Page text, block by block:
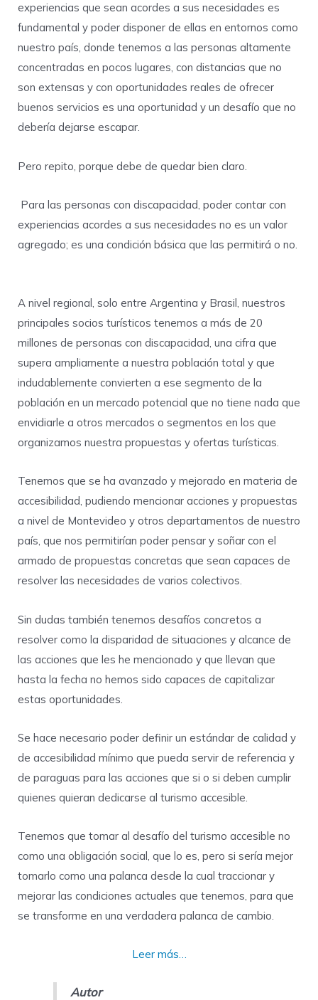
experiencias que sean acordes a sus necesidades es
fundamental y poder disponer de ellas en entornos como
nuestro país, donde tenemos a las personas altamente
concentradas en pocos lugares, con distancias que no
son extensas y con oportunidades reales de ofrecer
buenos servicios es una oportunidad y un desafío que no
debería dejarse escapar.
Pero repito, porque debe de quedar bien claro.
Para las personas con discapacidad, poder contar con
experiencias acordes a sus necesidades no es un valor
agregado; es una condición básica que las permitirá o no.
A nivel regional, solo entre Argentina y Brasil, nuestros
principales socios turísticos tenemos a más de 20
millones de personas con discapacidad, una cifra que
supera ampliamente a nuestra población total y que
indudablemente convierten a ese segmento de la
población en un mercado potencial que no tiene nada que
envidiarle a otros mercados o segmentos en los que
organizamos nuestra propuestas y ofertas turísticas.
Tenemos que se ha avanzado y mejorado en materia de
accesibilidad, pudiendo mencionar acciones y propuestas
a nivel de Montevideo y otros departamentos de nuestro
país, que nos permitirían poder pensar y soñar con el
armado de propuestas concretas que sean capaces de
resolver las necesidades de varios colectivos.
Sin dudas también tenemos desafíos concretos a
resolver como la disparidad de situaciones y alcance de
las acciones que les he mencionado y que llevan que
hasta la fecha no hemos sido capaces de capitalizar
estas oportunidades.
Se hace necesario poder definir un estándar de calidad y
de accesibilidad mínimo que pueda servir de referencia y
de paraguas para las acciones que si o si deben cumplir
quienes quieran dedicarse al turismo accesible.
Tenemos que tomar al desafío del turismo accesible no
como una obligación social, que lo es, pero si sería mejor
tomarlo como una palanca desde la cual traccionar y
mejorar las condiciones actuales que tenemos, para que
se transforme en una verdadera palanca de cambio.
Leer más…
Autor